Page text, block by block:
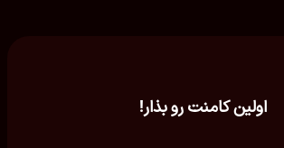
اولین کامنت رو بذار!